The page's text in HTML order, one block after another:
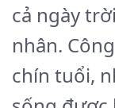
cả ngày
nhân.
chín tuổi,